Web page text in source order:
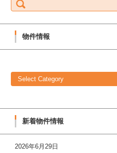
a
物件情報
新着物件情報
2026年6月29日